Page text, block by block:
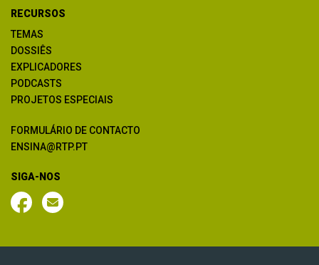
RECURSOS
TEMAS
DOSSIÊS
EXPLICADORES
PODCASTS
PROJETOS ESPECIAIS
FORMULÁRIO DE CONTACTO
ENSINA@RTP.PT
SIGA-NOS